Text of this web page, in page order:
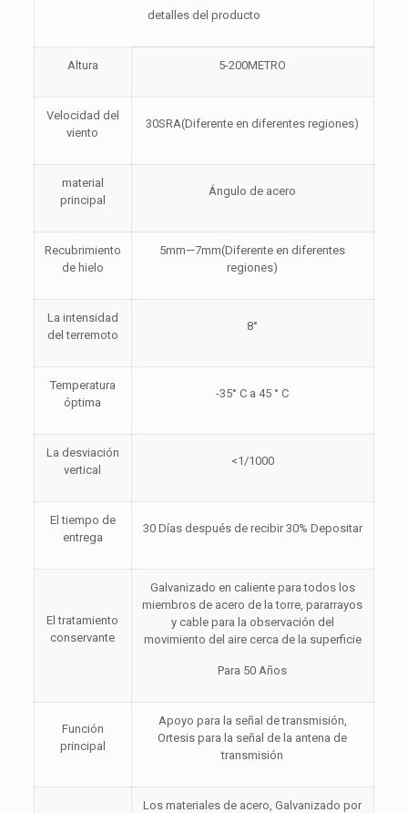
detalles del producto
Altura 5-200METRO
Velocidad del
viento
30SRA(Diferente en diferentes regiones)
material
principal
Ángulo de acero
Recubrimiento
de hielo
5mm—7mm(Diferente en diferentes
regiones)
La intensidad
del terremoto
8°
Temperatura
óptima
-35° C a 45 ° C
La desviación
vertical
<1/1000
El tiempo de
entrega
30 Días después de recibir 30% Depositar
El tratamiento
conservante
Galvanizado en caliente para todos los
miembros de acero de la torre, pararrayos
y cable para la observación del
movimiento del aire cerca de la superficie
Para 50 Años
Función
principal
Apoyo para la señal de transmisión,
Ortesis para la señal de la antena de
transmisión
Los materiales de acero, Galvanizado por